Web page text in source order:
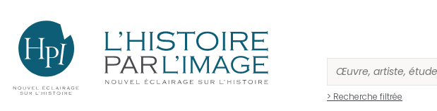
> Recherche filtrée
Menu
secondaire
(header)